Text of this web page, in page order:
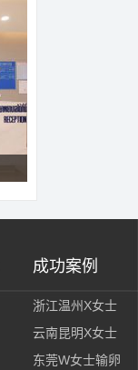
成功案例
浙江温州X女士
云南昆明X女士
东莞W女士输卵